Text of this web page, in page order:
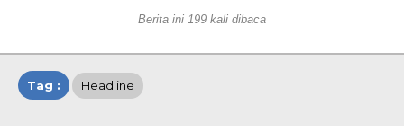
Berita ini 199 kali dibaca
Tag : Headline